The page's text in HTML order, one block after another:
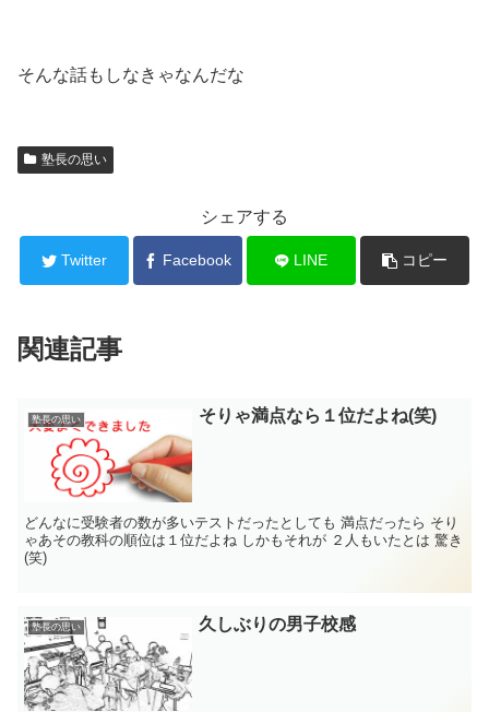
そんな話もしなきゃなんだな
塾長の思い
シェアする
Twitter Facebook LINE コピー
関連記事
塾長の思い そりゃ満点なら１位だよね(笑)
どんなに受験者の数が多いテストだったとしても 満点だったら そり
ゃあその教科の順位は１位だよね しかもそれが ２人もいたとは 驚き
(笑)
塾長の思い 久しぶりの男子校感